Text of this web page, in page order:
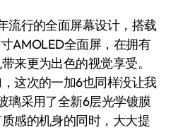
行的全面屏幕设计，搭载
AMOLED全面屏，在拥有
来更为出色的视觉享受。
这次的一加6也同样没让我
璃采用了全新6层光学镀膜
感的机身的同时，大大提